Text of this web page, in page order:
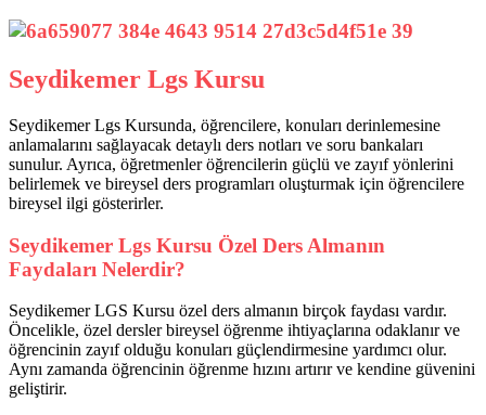
Seydikemer Lgs Kursu
Seydikemer Lgs Kursunda, öğrencilere, konuları derinlemesine
anlamalarını sağlayacak detaylı ders notları ve soru bankaları
sunulur. Ayrıca, öğretmenler öğrencilerin güçlü ve zayıf yönlerini
belirlemek ve bireysel ders programları oluşturmak için öğrencilere
bireysel ilgi gösterirler.
Seydikemer Lgs Kursu Özel Ders Almanın
Faydaları Nelerdir?
Seydikemer LGS Kursu özel ders almanın birçok faydası vardır.
Öncelikle, özel dersler bireysel öğrenme ihtiyaçlarına odaklanır ve
öğrencinin zayıf olduğu konuları güçlendirmesine yardımcı olur.
Aynı zamanda öğrencinin öğrenme hızını artırır ve kendine güvenini
geliştirir.